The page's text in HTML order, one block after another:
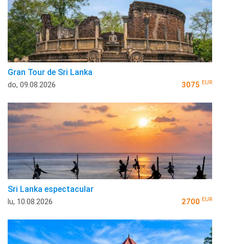
Gran Tour de Sri Lanka
do, 09.08.2026 3075 EUR
Sri Lanka espectacular
lu, 10.08.2026 2700 EUR